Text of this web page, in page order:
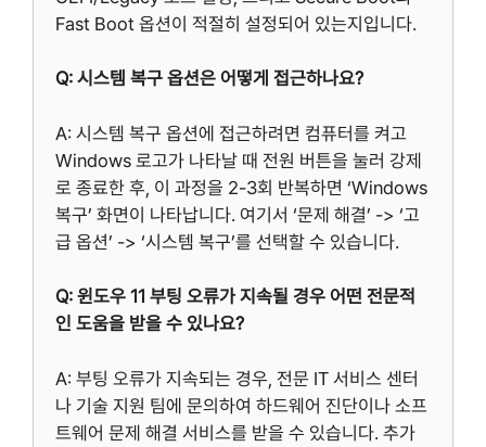
Fast Boot 옵션이 적절히 설정되어 있는지입니다.
Q: 시스템 복구 옵션은 어떻게 접근하나요?
A: 시스템 복구 옵션에 접근하려면 컴퓨터를 켜고
Windows 로고가 나타날 때 전원 버튼을 눌러 강제
로 종료한 후, 이 과정을 2-3회 반복하면 ‘Windows
복구’ 화면이 나타납니다. 여기서 ‘문제 해결’ -> ‘고
급 옵션’ -> ‘시스템 복구’를 선택할 수 있습니다.
Q: 윈도우 11 부팅 오류가 지속될 경우 어떤 전문적
인 도움을 받을 수 있나요?
A: 부팅 오류가 지속되는 경우, 전문 IT 서비스 센터
나 기술 지원 팀에 문의하여 하드웨어 진단이나 소프
트웨어 문제 해결 서비스를 받을 수 있습니다. 추가